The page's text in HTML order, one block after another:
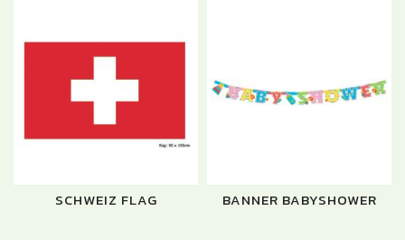
SCHWEIZ FLAG BANNER BABYSHOWER